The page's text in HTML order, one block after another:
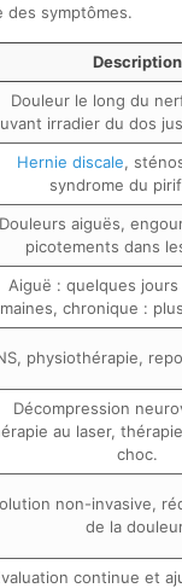
des symptômes.
Description
Douleur le long du
irradier du dos
Hernie discale,
syndrome du
Douleurs aiguës,
picotements dans
Aiguë : quelques
chronique :
physiothérapie,
Décompression
au laser,
choc.
non-invasive,
de la
continue et